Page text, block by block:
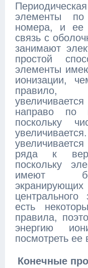
элементы по
номера, и ее
связь с
занимают
простой
элементы
ионизации,
правило,
направо по
поскольку
ряда к
поскольку
имеют
есть
правила,
энергию
посмотреть ее
Конечные